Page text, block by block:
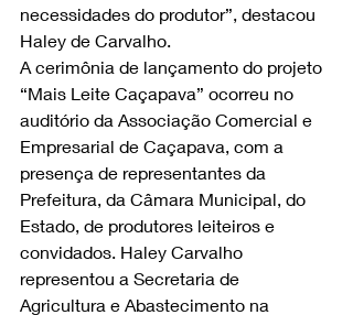
necessidades do produtor”, destacou
Haley de Carvalho.
A cerimônia de lançamento do projeto
“Mais Leite Caçapava” ocorreu no
auditório da Associação Comercial e
Empresarial de Caçapava, com a
presença de representantes da
Prefeitura, da Câmara Municipal, do
Estado, de produtores leiteiros e
convidados. Haley Carvalho
representou a Secretaria de
Agricultura e Abastecimento na